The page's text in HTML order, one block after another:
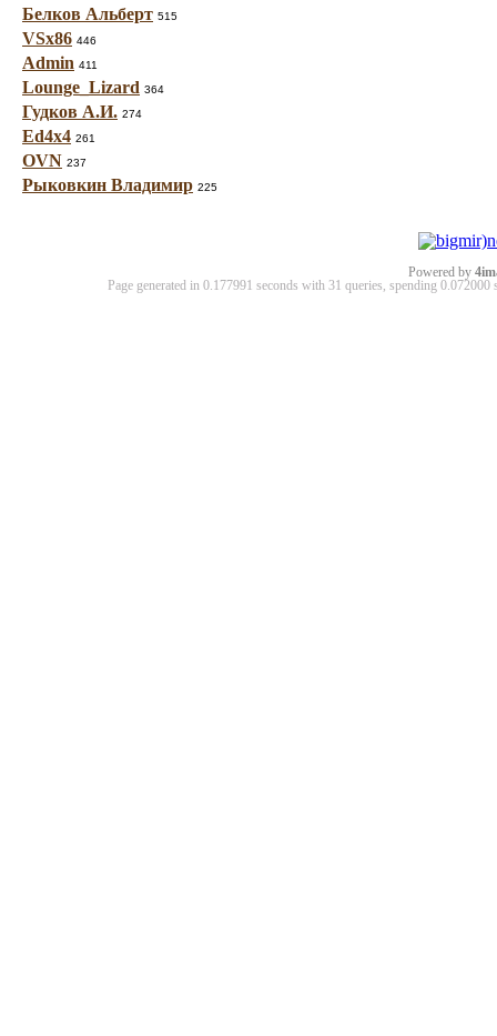
Белков Альберт 515
VSx86 446
Admin 411
Lounge_Lizard 364
Гудков А.И. 274
Ed4x4 261
OVN 237
Рыковкин Владимир 225
Powered by
Page generated in 0.177991 seconds with 31 queries, spending